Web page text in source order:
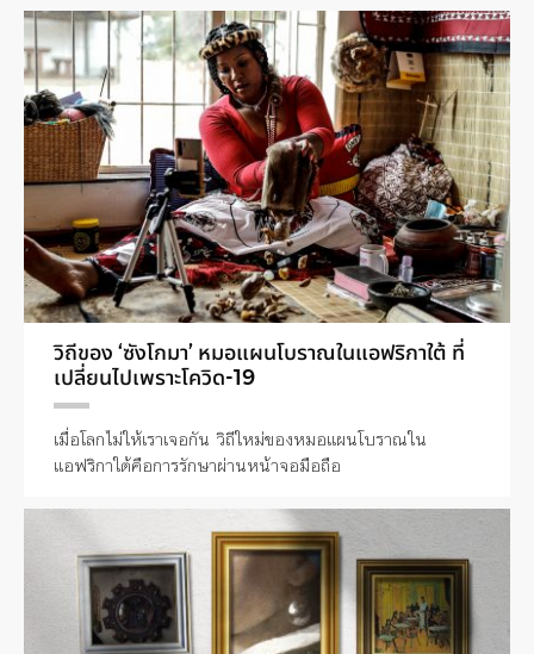
วิถีของ ‘ซังโกมา’ หมอแผนโบราณในแอฟริกาใต้ ที่
เปลี่ยนไปเพราะโควิด-19
เมื่อโลกไม่ให้เราเจอกัน วิถีใหม่ของหมอแผนโบราณใน
แอฟริกาใต้คือการรักษาผ่านหน้าจอมือถือ